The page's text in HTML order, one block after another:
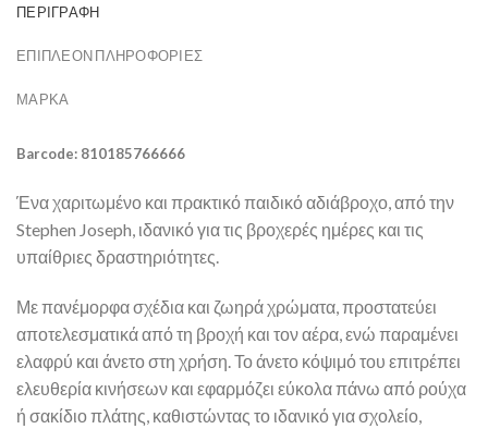
ΠΕΡΙΓΡΑΦΉ
ΕΠΙΠΛΈΟΝ ΠΛΗΡΟΦΟΡΊΕΣ
ΜΆΡΚΑ
Barcode: 810185766666
Ένα χαριτωμένο και πρακτικό παιδικό αδιάβροχο, από την
Stephen Joseph , ιδανικό για τις βροχερές ημέρες και τις
υπαίθριες δραστηριότητες.
Με πανέμορφα σχέδια και ζωηρά χρώματα, προστατεύει
αποτελεσματικά από τη βροχή και τον αέρα, ενώ παραμένει
ελαφρύ και άνετο στη χρήση. Το άνετο κόψιμό του επιτρέπει
ελευθερία κινήσεων και εφαρμόζει εύκολα πάνω από ρούχα
ή σακίδιο πλάτης, καθιστώντας το ιδανικό για σχολείο,